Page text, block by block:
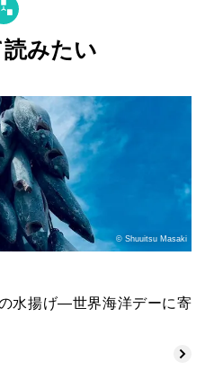
みたい
© Shuuitsu Masaki
水揚げ―世界海洋デーに寄